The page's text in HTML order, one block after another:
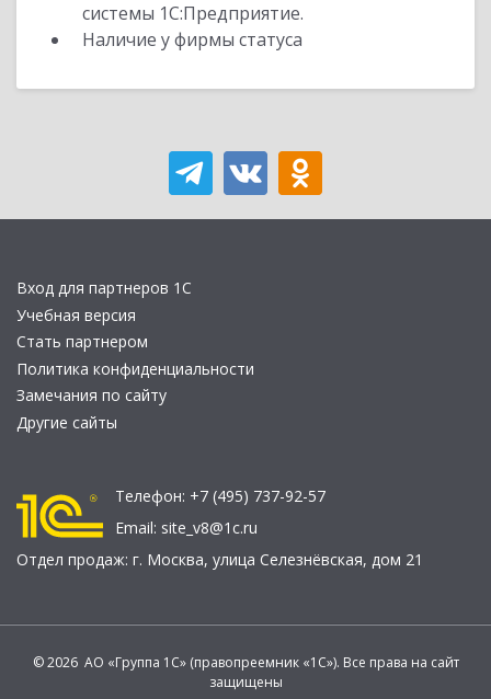
системы 1С:Предприятие.
Наличие у фирмы статуса
Вход для партнеров 1С
Учебная версия
Стать партнером
Политика конфиденциальности
Замечания по сайту
Другие сайты
Телефон: +7 (495) 737-92-57
Email: site_v8@1c.ru
Отдел продаж: г. Москва, улица Селезнёвская, дом 21
© 2026 АО «Группа 1С» (правопреемник «1С»). Все права на сайт
защищены